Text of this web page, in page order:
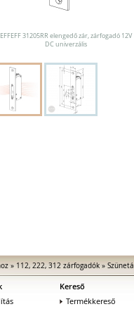
EFFEFF 31205RR elengedő zár, zárfogadó 12V
DC univerzális
» 112, 222, 312 zárfogadók»
Kereső
Termékkereső